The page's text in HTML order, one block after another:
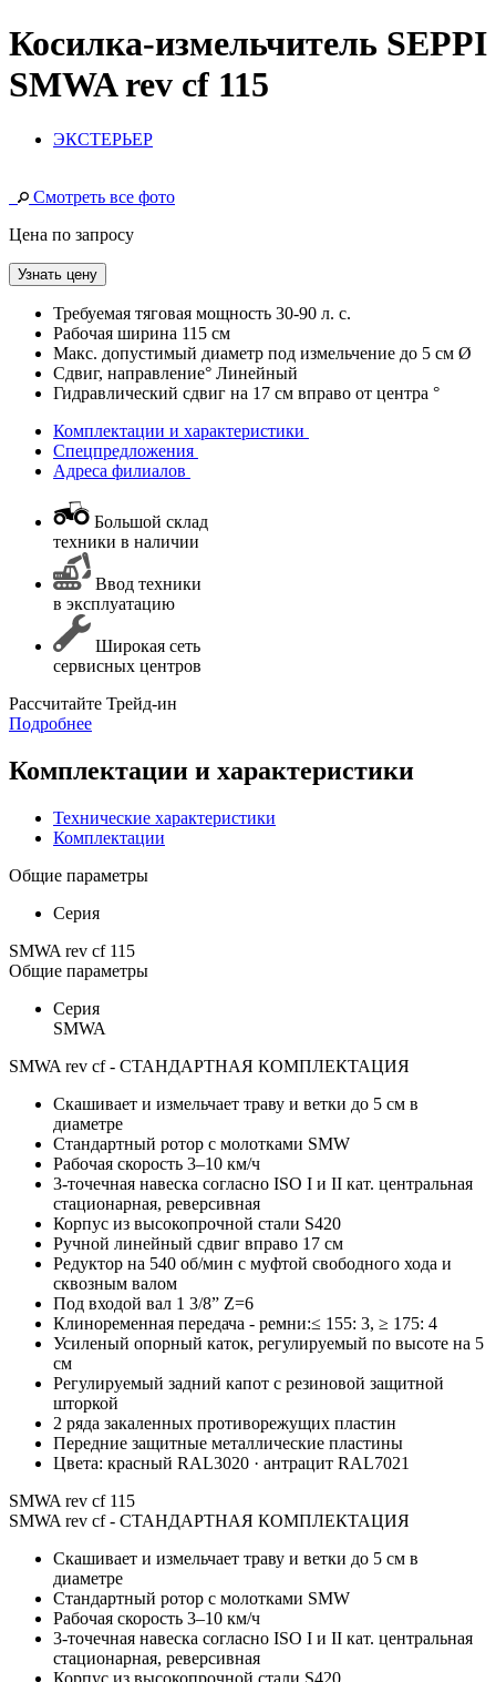
Косилка-измельчитель SEPPI
SMWA rev cf 115
ЭКСТЕРЬЕР
Смотреть все фото
Цена по запросу
Узнать цену
Требуемая тяговая мощность 30-90 л. с.
Рабочая ширина 115 см
Макс. допустимый диаметр под измельчение до 5 см Ø
Сдвиг, направление° Линейный
Гидравлический сдвиг на 17 см вправо от центра °
Комплектации и характеристики
Спецпредложения
Адреса филиалов
Большой склад
техники в наличии
Ввод техники
в эксплуатацию
Широкая сеть
сервисных центров
Раcсчитайте Трейд-ин
Подробнее
Комплектации и характеристики
Технические характеристики
Комплектации
Общие параметры
Серия
SMWA rev cf 115
Общие параметры
Серия
SMWA
SMWA rev cf - СТАНДАРТНАЯ КОМПЛЕКТАЦИЯ
Скашивает и измельчает траву и ветки до 5 см в
диаметре
Стандартный ротор с молотками SMW
Рабочая скорость 3–10 км/ч
3-точечная навеска согласно ISO I и II кат. центральная
стационарная, реверсивная
Корпус из высокопрочной стали S420
Ручной линейный сдвиг вправо 17 см
Редуктор на 540 об/мин с муфтой свободного хода и
сквозным валом
Под входой вал 1 3/8” Z=6
Клиноременная передача - ремни:≤ 155: 3, ≥ 175: 4
Усиленый опорный каток, регулируемый по высоте на 5
см
Регулируемый задний капот с резиновой защитной
шторкой
2 ряда закаленных противорежущих пластин
Передние защитные металлические пластины
Цвета: красный RAL3020 · антрацит RAL7021
SMWA rev cf 115
SMWA rev cf - СТАНДАРТНАЯ КОМПЛЕКТАЦИЯ
Скашивает и измельчает траву и ветки до 5 см в
диаметре
Стандартный ротор с молотками SMW
Рабочая скорость 3–10 км/ч
3-точечная навеска согласно ISO I и II кат. центральная
стационарная, реверсивная
Корпус из высокопрочной стали S420